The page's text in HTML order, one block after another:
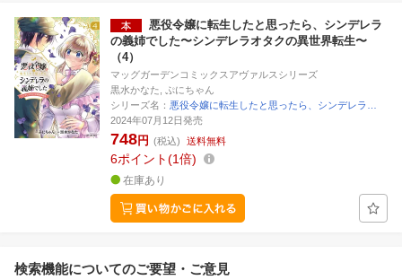
悪役令嬢に転生したと思ったら、シンデレラ
の義姉でした〜シンデレラオタクの異世界転生〜
（4）
マッグガーデンコミックスアヴァルスシリーズ
黒水かなた, ぷにちゃん
シリーズ名： 悪役令嬢に転生したと思ったら、シンデレラ…
2024年07月12日発売
748円 (税込) 送料無料
6ポイント 1倍
在庫あり
検索機能についてのご要望・ご意見